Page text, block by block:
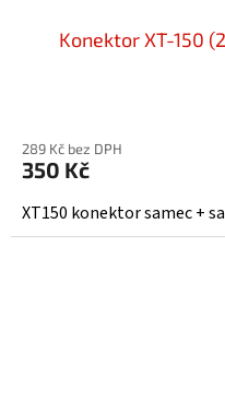
Konektor XT-150
289 Kč bez DPH
350 Kč
XT150 konektor samec +